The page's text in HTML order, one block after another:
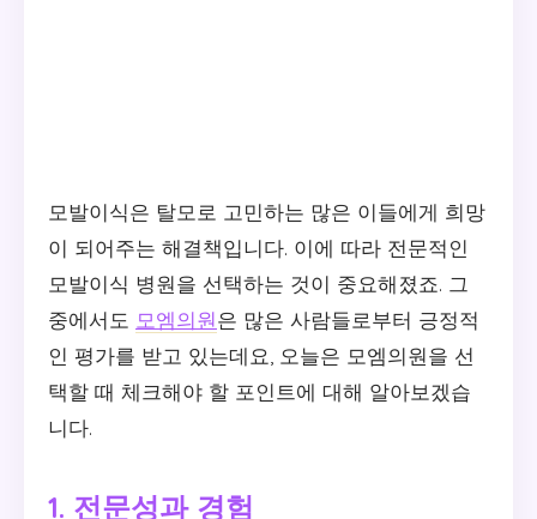
모발이식은 탈모로 고민하는 많은 이들에게 희망
이 되어주는 해결책입니다. 이에 따라 전문적인
모발이식 병원을 선택하는 것이 중요해졌죠. 그
중에서도 모엠의원은 많은 사람들로부터 긍정적
인 평가를 받고 있는데요, 오늘은 모엠의원을 선
택할 때 체크해야 할 포인트에 대해 알아보겠습
니다.
1. 전문성과 경험